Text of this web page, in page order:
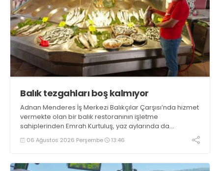
Balık tezgahları boş kalmıyor
Adnan Menderes İş Merkezi Balıkçılar Çarşısı’nda hizmet
vermekte olan bir balık restoranının işletme
sahiplerinden Emrah Kurtuluş, yaz aylarında da
tezgahlarda taze balık bulunduğunu ifade ederek “Yıl
boyunca tezgahlarda taze balık bulmak mümkün
06 Ağustos 2026 Perşembe 13:46